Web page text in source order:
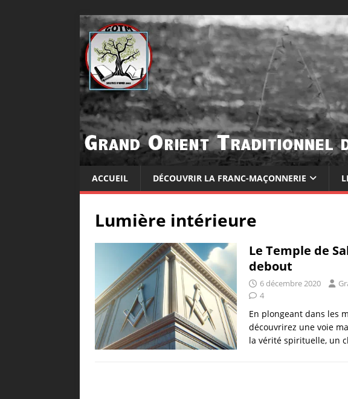
ACCUEIL DÉCOUVRIR LA FRANC-MAÇONNERIE
Lumière intérieure
Le Temple de
debout
6 décembre 2020
4
En plongeant dans les
découvrirez une voie
la vérité spirituelle, un